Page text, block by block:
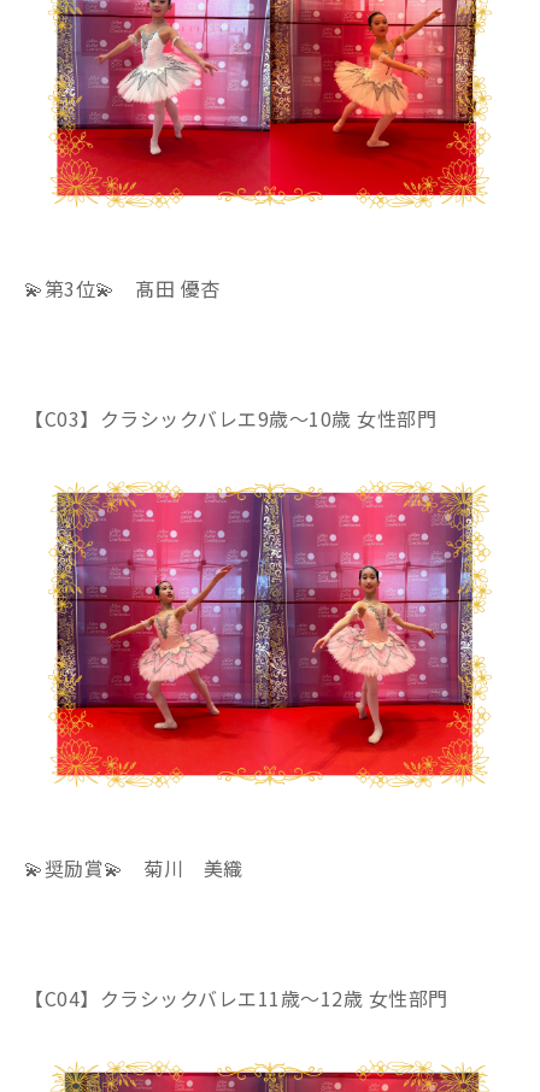
💫第3位💫 髙田 優杏
【C03】クラシックバレエ9歳～10歳 女性部門
💫奨励賞💫 菊川 美織
【C04】クラシックバレエ11歳～12歳 女性部門